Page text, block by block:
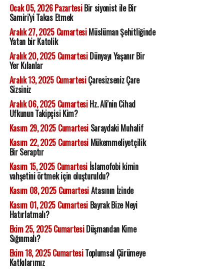
Ocak 05, 2026 PazartesiBir siyonist ile Bir
Samiri'yi Takas Etmek
Aralık 27, 2025 CumartesiMüslüman Şehitliğinde
Yatan bir Katolik
Aralık 20, 2025 CumartesiDünyayı Yaşanır Bir
Yer Kılanlar
Aralık 13, 2025 CumartesiÇaresizseniz Çare
Sizsiniz
Aralık 06, 2025 CumartesiHz. Ali'nin Cihad
Ufkunun Takipçisi Kim?
Kasım 29, 2025 CumartesiSaraydaki Muhalif
Kasım 22, 2025 CumartesiMükemmeliyetçilik
Bir Seraptır
Kasım 15, 2025 Cumartesiİslamofobi kimin
vahşetini örtmek için oluşturuldu?
Kasım 08, 2025 CumartesiAtasının İzinde
Kasım 01, 2025 CumartesiBayrak Bize Neyi
Hatırlatmalı?
Ekim 25, 2025 CumartesiDüşmandan Kime
Sığınmalı?
Ekim 18, 2025 CumartesiToplumsal Çürümeye
Katkılarımız